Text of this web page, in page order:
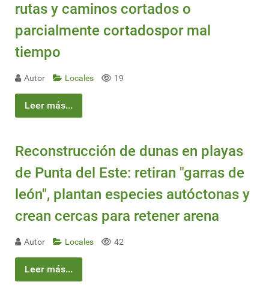
rutas y caminos cortados o
parcialmente cortadospor mal
tiempo
Autor Locales 19
Leer más...
Reconstrucción de dunas en playas
de Punta del Este: retiran "garras de
león", plantan especies autóctonas y
crean cercas para retener arena
Autor Locales 42
Leer más...